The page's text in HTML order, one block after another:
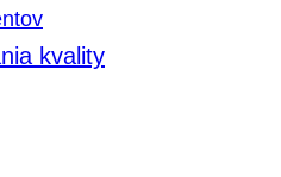
kvality